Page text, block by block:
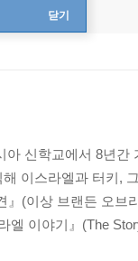
닫기
신학교에서 8년간
이스라엘과 터키,
』(이상 브랜든 오브
엘 이야기』(The